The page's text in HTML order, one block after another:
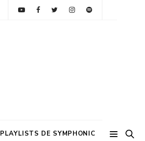
PLAYLISTS DE SYMPHONIC